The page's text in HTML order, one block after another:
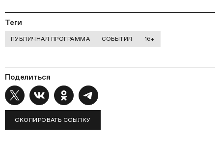
Теги
ПУБЛИЧНАЯ ПРОГРАММА СОБЫТИЯ 16+
Поделиться
СКОПИРОВАТЬ ССЫЛКУ